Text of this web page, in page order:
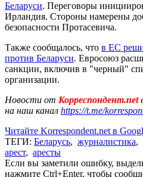
Беларуси. Переговоры
Ирландия. Стороны намерены
безопасности Протасевича.
Также сообщалось, что в ЕС
против Беларуси. Евросоюз
санкции, включив в "черный"
организации.
Новости от Корреспондент.net
на наш канал https://t.me/
Читайте Korrespondent.net в
ТЕГИ: Беларусь, журналистика,
арест, аресты
Если вы заметили ошибку,
нажмите Ctrl+Enter, чтобы